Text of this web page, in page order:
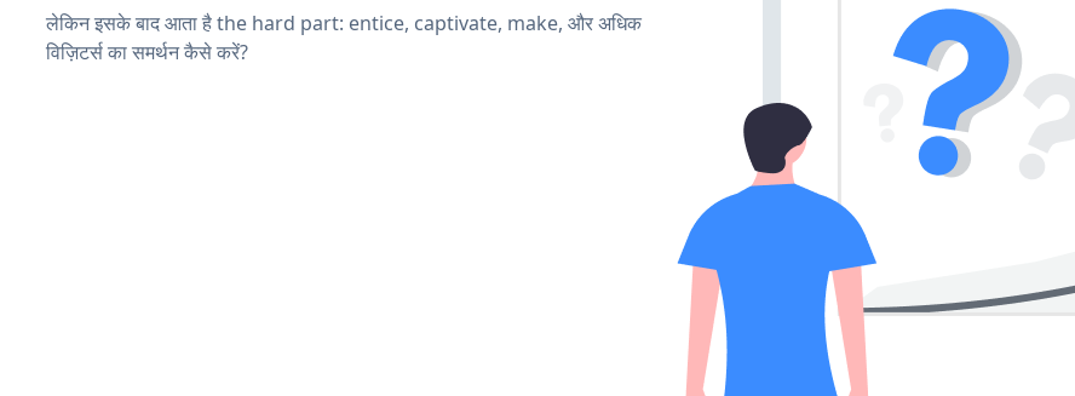
लेकिन इसके बाद आता है the hard part: entice, captivate, make, और अधिक
विज़िटर्स का समर्थन कैसे करें?